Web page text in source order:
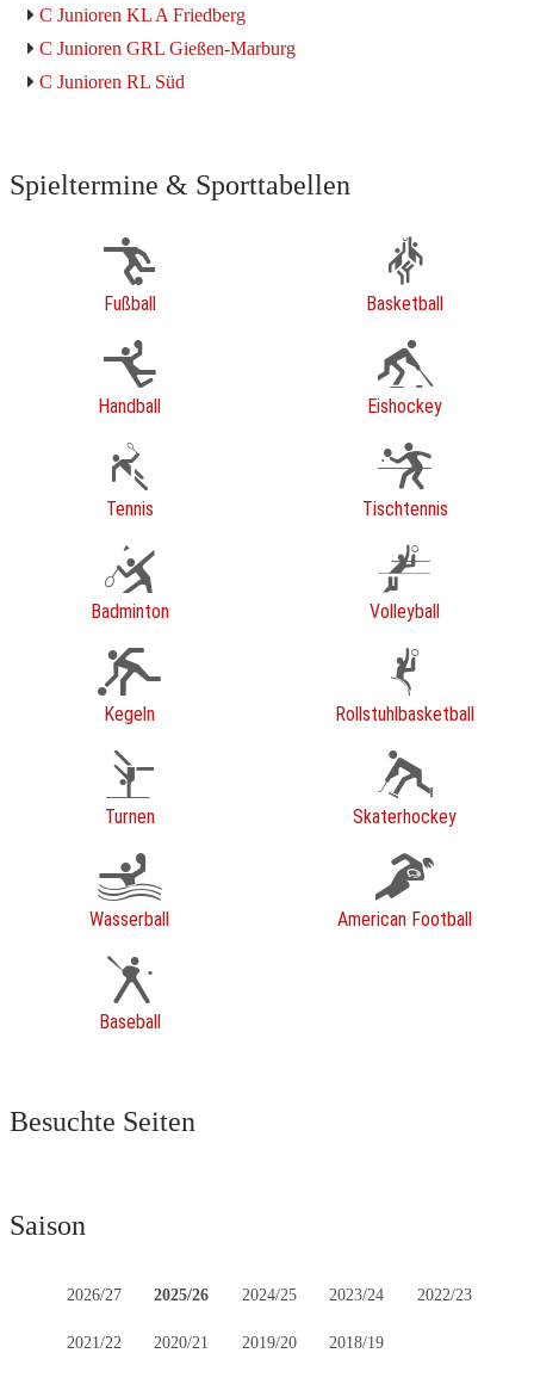
C Junioren KL A Friedberg
C Junioren GRL Gießen-Marburg
C Junioren RL Süd
Spieltermine & Sporttabellen
Fußball Basketball
Handball Eishockey
Tennis Tischtennis
Badminton Volleyball
Kegeln Rollstuhlbasketball
Turnen Skaterhockey
Wasserball American Football
Baseball
Besuchte Seiten
Saison
2026/27 2025/26 2024/25 2023/24 2022/23
2021/22 2020/21 2019/20 2018/19